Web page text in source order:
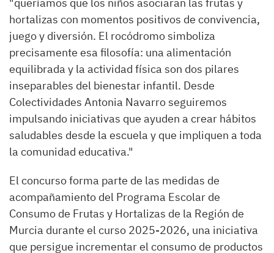
hortalizas con momentos positivos de convivencia,
juego y diversión. El rocódromo simboliza
precisamente esa filosofía: una alimentación
equilibrada y la actividad física son dos pilares
inseparables del bienestar infantil. Desde
Colectividades Antonia Navarro seguiremos
impulsando iniciativas que ayuden a crear hábitos
saludables desde la escuela y que impliquen a toda
la comunidad educativa."
El concurso forma parte de las medidas de
acompañamiento del Programa Escolar de
Consumo de Frutas y Hortalizas de la Región de
Murcia durante el curso 2025-2026, una iniciativa
que persigue incrementar el consumo de productos